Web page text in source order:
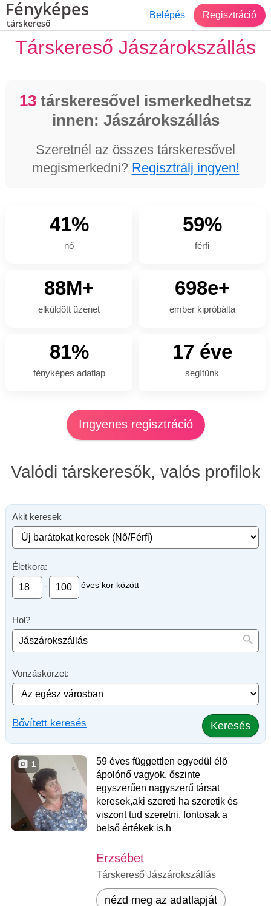
Fényképes
társkereső
Belépés Regisztráció
Társkereső Jászárokszállás
13 társkeresővel ismerkedhetsz
innen: Jászárokszállás
Szeretnél az összes társkeresővel
megismerkedni? Regisztrálj ingyen!
41%
nő
59%
férfi
88M+
elküldött üzenet
698e+
ember kipróbálta
81%
fényképes adatlap
17 éve
segítünk
Ingyenes regisztráció
Valódi társkeresők, valós profilok
Akit keresek
Életkora:
- éves kor között
Hol?
Vonzáskörzet:
Bővített keresés Keresés
1
59 éves függettlen egyedül élő
ápolónő vagyok. őszinte
egyszerűen nagyszerű társat
keresek,aki szereti ha szeretik és
viszont tud szeretni. fontosak a
belső értékek is.h
Erzsébet
Társkereső Jászárokszállás
nézd meg az adatlapját